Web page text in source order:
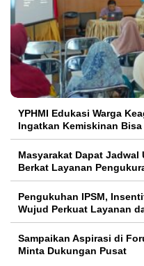
YPHMI Edukasi Warga
Ingatkan Kemiskinan Bisa
Masyarakat Dapat
Berkat Layanan
Pengukuhan IPSM,
Wujud Perkuat Layanan
Sampaikan Aspirasi di
Minta Dukungan Pusat